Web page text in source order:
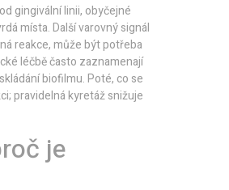
gingivální linii, obyčejné
místa. Další varovný signál
reakce, může být potřeba
léčbě často zaznamenají
biofilmu. Poté, co se
pravidelná kyretáž snižuje
je